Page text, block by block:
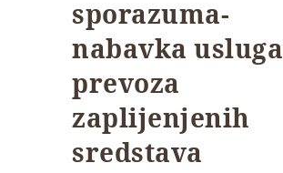
sporazuma-
nabavka usluga
prevoza
zaplijenjenih
sredstava